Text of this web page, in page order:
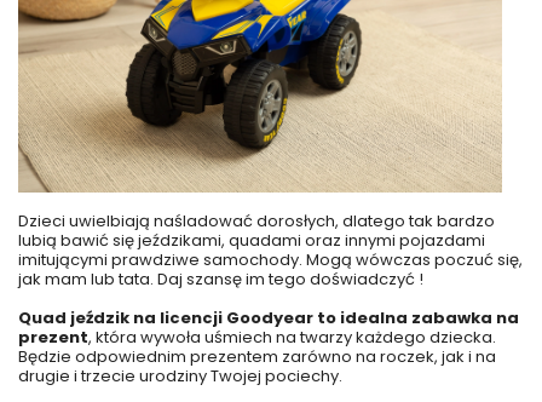
Dzieci uwielbiają naśladować dorosłych, dlatego tak bardzo
lubią bawić się jeździkami, quadami oraz innymi pojazdami
imitującymi prawdziwe samochody. Mogą wówczas poczuć się,
jak mam lub tata. Daj szansę im tego doświadczyć !
Quad jeździk na licencji Goodyear to idealna zabawka na
prezent, która wywoła uśmiech na twarzy każdego dziecka.
Będzie odpowiednim prezentem zarówno na roczek, jak i na
drugie i trzecie urodziny Twojej pociechy.